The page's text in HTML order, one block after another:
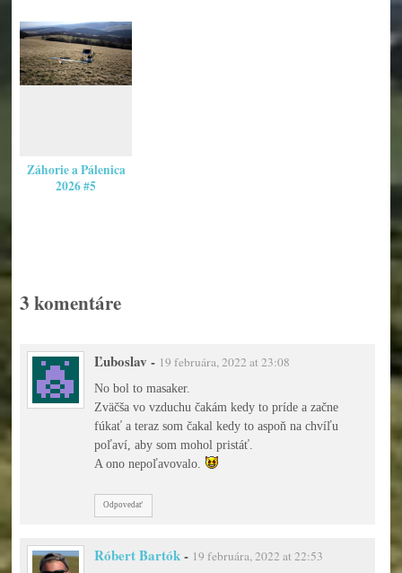
Záhorie a Pálenica
2026 #5
3 komentáre
Ľuboslav - 19 februára, 2022 at 23:08
No bol to masaker.
Zväčša vo vzduchu čakám kedy to príde a začne
fúkať a teraz som čakal kedy to aspoň na chvíľu
poľaví, aby som mohol pristáť.
A ono nepoľavovalo.
Odpovedať
Róbert Bartók- 19 februára, 2022 at 22:53